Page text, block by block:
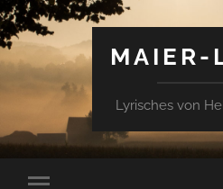
MAIER-
Lyrisches von